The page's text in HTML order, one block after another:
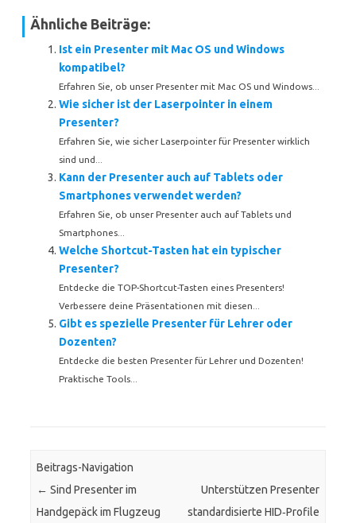
Ähnliche Beiträge:
Ist ein Presenter mit Mac OS und Windows
kompatibel?
Erfahren Sie, ob unser Presenter mit Mac OS und Windows...
Wie sicher ist der Laserpointer in einem
Presenter?
Erfahren Sie, wie sicher Laserpointer für Presenter wirklich
sind und...
Kann der Presenter auch auf Tablets oder
Smartphones verwendet werden?
Erfahren Sie, ob unser Presenter auch auf Tablets und
Smartphones...
Welche Shortcut-Tasten hat ein typischer
Presenter?
Entdecke die TOP-Shortcut-Tasten eines Presenters!
Verbessere deine Präsentationen mit diesen...
Gibt es spezielle Presenter für Lehrer oder
Dozenten?
Entdecke die besten Presenter für Lehrer und Dozenten!
Praktische Tools...
Beitrags-Navigation
← Sind Presenter im
Handgepäck im Flugzeug
Unterstützen Presenter
standardisierte HID‑Profile